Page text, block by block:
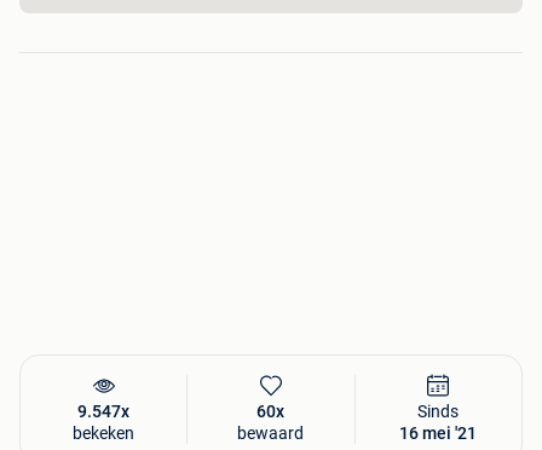
9.547x
bekeken
60x
bewaard
Sinds
16 mei '21